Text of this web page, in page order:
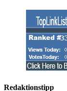
Redaktionstipp